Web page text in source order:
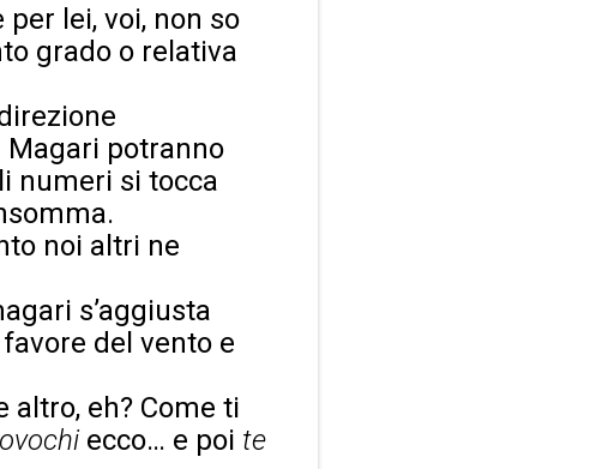
lei, voi, non so
grado o relativa
Magari potranno
numeri si tocca
noi altri ne
s’aggiusta
del vento e
altro, eh? Come ti
ecco… e poi te